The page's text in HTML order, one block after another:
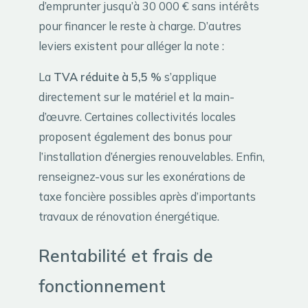
d’emprunter jusqu’à 30 000 € sans intérêts
pour financer le reste à charge. D’autres
leviers existent pour alléger la note :
La TVA réduite à 5,5 % s’applique
directement sur le matériel et la main-
d’œuvre. Certaines collectivités locales
proposent également des bonus pour
l’installation d’énergies renouvelables. Enfin,
renseignez-vous sur les exonérations de
taxe foncière possibles après d’importants
travaux de rénovation énergétique.
Rentabilité et frais de
fonctionnement